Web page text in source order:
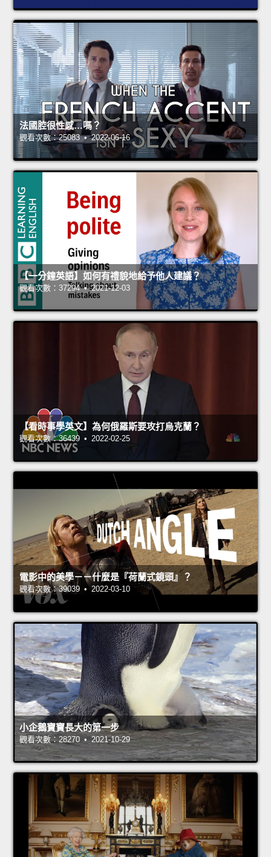
法國腔很性感…嗎？
觀看次數：25083 • 2022-06-16
【一分鐘英語】如何有禮貌地給予他人建議？
觀看次數：37294 • 2021-12-03
【看時事學英文】為何俄羅斯要攻打烏克蘭？
觀看次數：36439 • 2022-02-25
電影中的美學－－什麼是『荷蘭式鏡頭』？
觀看次數：39039 • 2022-03-10
小企鵝寶寶長大的第一步
觀看次數：28270 • 2021-10-29